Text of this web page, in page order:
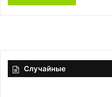
Случайные